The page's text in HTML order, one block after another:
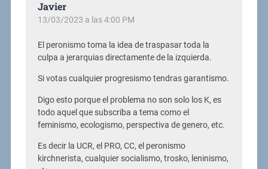
Javier
13/03/2023 a las 4:00 PM
El peronismo toma la idea de traspasar toda la
culpa a jerarquias directamente de la izquierda.
Si votas cualquier progresismo tendras garantismo.
Digo esto porque el problema no son solo los K, es
todo aquel que subscriba a tema como el
feminismo, ecologismo, perspectiva de genero, etc.
Es decir la UCR, el PRO, CC, el peronismo
kirchnerista, cualquier socialismo, trosko, leninismo,